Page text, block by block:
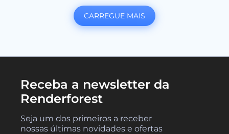
CARREGUE MAIS
Receba a newsletter da
Renderforest
Seja um dos primeiros a receber
nossas últimas novidades e ofertas